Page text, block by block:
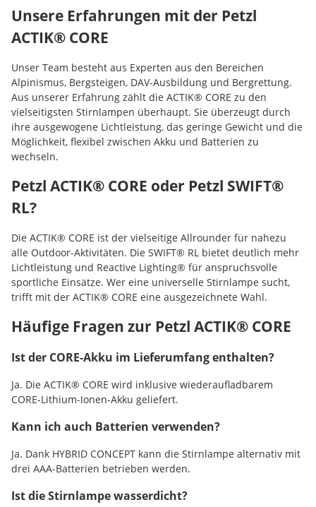
Unsere Erfahrungen mit der Petzl
ACTIK® CORE
Unser Team besteht aus Experten aus den Bereichen
Alpinismus, Bergsteigen, DAV-Ausbildung und Bergrettung.
Aus unserer Erfahrung zählt die ACTIK® CORE zu den
vielseitigsten Stirnlampen überhaupt. Sie überzeugt durch
ihre ausgewogene Lichtleistung, das geringe Gewicht und die
Möglichkeit, flexibel zwischen Akku und Batterien zu
wechseln.
Petzl ACTIK® CORE oder Petzl SWIFT®
RL?
Die ACTIK® CORE ist der vielseitige Allrounder für nahezu
alle Outdoor-Aktivitäten. Die SWIFT® RL bietet deutlich mehr
Lichtleistung und Reactive Lighting® für anspruchsvolle
sportliche Einsätze. Wer eine universelle Stirnlampe sucht,
trifft mit der ACTIK® CORE eine ausgezeichnete Wahl.
Häufige Fragen zur Petzl ACTIK® CORE
Ist der CORE-Akku im Lieferumfang enthalten?
Ja. Die ACTIK® CORE wird inklusive wiederaufladbarem
CORE-Lithium-Ionen-Akku geliefert.
Kann ich auch Batterien verwenden?
Ja. Dank HYBRID CONCEPT kann die Stirnlampe alternativ mit
drei AAA-Batterien betrieben werden.
Ist die Stirnlampe wasserdicht?